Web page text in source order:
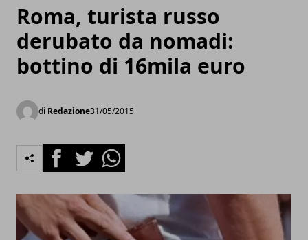
Roma, turista russo
derubato da nomadi:
bottino di 16mila euro
di Redazione31/05/2015
FacebookTwitterWhatsapp